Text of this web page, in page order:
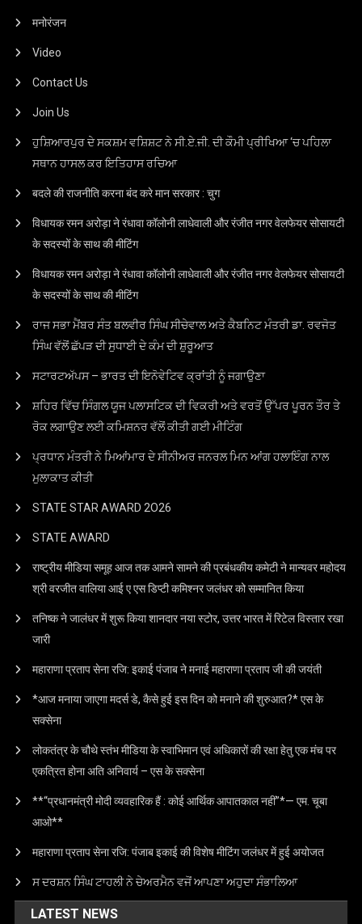
मनोरंजन
Video
Contact Us
Join Us
ਹੁਸ਼ਿਆਰਪੁਰ ਦੇ ਸਕਸ਼ਮ ਵਸ਼ਿਸ਼ਟ ਨੇ ਸੀ.ਏ.ਜੀ. ਦੀ ਕੌਮੀ ਪ੍ਰੀਖਿਆ ‘ਚ ਪਹਿਲਾ
ਸਥਾਨ ਹਾਸਲ ਕਰ ਇਤਿਹਾਸ ਰਚਿਆ
बदले की राजनीति करना बंद करे मान सरकार : चुग
विधायक रमन अरोड़ा ने रंधावा कॉलोनी लाधेवाली और रंजीत नगर वेलफेयर सोसायटी
के सदस्यों के साथ की मीटिंग
विधायक रमन अरोड़ा ने रंधावा कॉलोनी लाधेवाली और रंजीत नगर वेलफेयर सोसायटी
के सदस्यों के साथ की मीटिंग
ਰਾਜ ਸਭਾ ਮੈਂਬਰ ਸੰਤ ਬਲਵੀਰ ਸਿੰਘ ਸੀਚੇਵਾਲ ਅਤੇ ਕੈਬਨਿਟ ਮੰਤਰੀ ਡਾ. ਰਵਜੋਤ
ਸਿੰਘ ਵੱਲੋਂ ਛੱਪੜ ਦੀ ਸੁਧਾਈ ਦੇ ਕੰਮ ਦੀ ਸ਼ੁਰੂਆਤ
ਸਟਾਰਟਅੱਪਸ – ਭਾਰਤ ਦੀ ਇਨੋਵੇਟਿਵ ਕ੍ਰਾਂਤੀ ਨੂੰ ਜਗਾਉਣਾ
ਸ਼ਹਿਰ ਵਿੱਚ ਸਿੰਗਲ ਯੂਜ ਪਲਾਸਟਿਕ ਦੀ ਵਿਕਰੀ ਅਤੇ ਵਰਤੋਂ ਉੱਪਰ ਪੂਰਨ ਤੌਰ ਤੇ
ਰੋਕ ਲਗਾਉਣ ਲਈ ਕਮਿਸ਼ਨਰ ਵੱਲੋਂ ਕੀਤੀ ਗਈ ਮੀਟਿੰਗ
ਪ੍ਰਧਾਨ ਮੰਤਰੀ ਨੇ ਮਿਆਂਮਾਰ ਦੇ ਸੀਨੀਅਰ ਜਨਰਲ ਮਿਨ ਆਂਗ ਹਲਾਇੰਗ ਨਾਲ
ਮੁਲਾਕਾਤ ਕੀਤੀ
STATE STAR AWARD 2O26
STATE AWARD
राष्ट्रीय मीडिया समूह आज तक आमने सामने की प्रबंधकीय कमेटी ने मान्यवर महोदय
श्री वरजीत वालिया आई ए एस डिप्टी कमिश्नर जलंधर को सम्मानित किया
तनिष्क ने जालंधर में शुरू किया शानदार नया स्टोर, उत्तर भारत में रिटेल विस्तार रखा
जारी
महाराणा प्रताप सेना रजि: इकाई पंजाब ने मनाई महाराणा प्रताप जी की जयंती
*आज मनाया जाएगा मदर्स डे, कैसे हुई इस दिन को मनाने की शुरुआत?* एस के
सक्सेना
लोकतंत्र के चौथे स्तंभ मीडिया के स्वाभिमान एवं अधिकारों की रक्षा हेतु एक मंच पर
एकत्रित होना अति अनिवार्य – एस के सक्सेना
**“प्रधानमंत्री मोदी व्यवहारिक हैं : कोई आर्थिक आपातकाल नहीं”*— एम. चूबा
आओ**
महाराणा प्रताप सेना रजि: पंजाब इकाई की विशेष मीटिंग जलंधर में हुई अयोजत
ਸ ਦਰਸ਼ਨ ਸਿੰਘ ਟਾਹਲੀ ਨੇ ਚੇਅਰਮੈਨ ਵਜੋਂ ਆਪਣਾ ਅਹੁਦਾ ਸੰਭਾਲਿਆ
LATEST NEWS